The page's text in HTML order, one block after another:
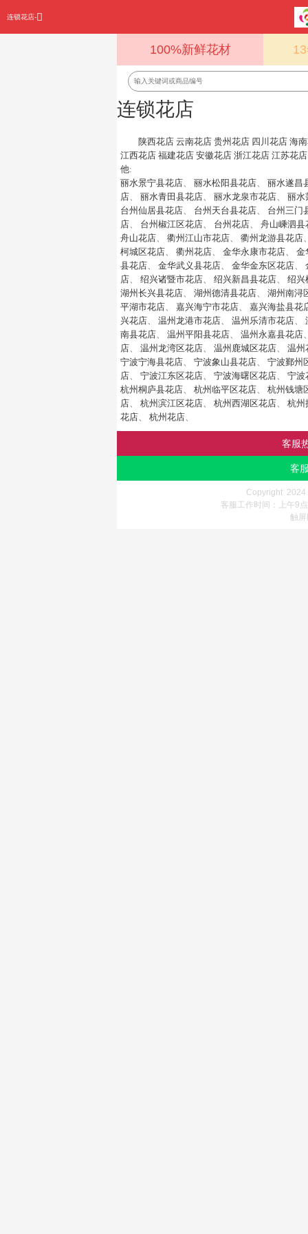
连锁花店-
100%新鲜花材
连锁花店
陕西花店 云南花店 贵州花店 四川花店 海
江西花店 福建花店 安徽花店 浙江花店 江苏花店
他:
丽水景宁县花店、 丽水松阳县花店、 丽水遂昌
店、 丽水青田县花店、 丽水龙泉市花店、 丽水
台州仙居县花店、 台州天台县花店、 台州三门
店、 台州椒江区花店、 台州花店、 舟山嵊泗县
舟山花店、 衢州江山市花店、 衢州龙游县花店
柯城区花店、 衢州花店、 金华永康市花店、 金
县花店、 金华武义县花店、 金华金东区花店、
店、 绍兴诸暨市花店、 绍兴新昌县花店、 绍兴
湖州长兴县花店、 湖州德清县花店、 湖州南浔
平湖市花店、 嘉兴海宁市花店、 嘉兴海盐县花
兴花店、 温州龙港市花店、 温州乐清市花店、
南县花店、 温州平阳县花店、 温州永嘉县花店
店、 温州龙湾区花店、 温州鹿城区花店、 温州
宁波宁海县花店、 宁波象山县花店、 宁波鄞州
店、 宁波江东区花店、 宁波海曙区花店、 宁波
杭州桐庐县花店、 杭州临平区花店、 杭州钱塘
店、 杭州滨江区花店、 杭州西湖区花店、 杭州
花店、 杭州花店、
客服
客
Copyright 2024
客服工作时间：上午9
触